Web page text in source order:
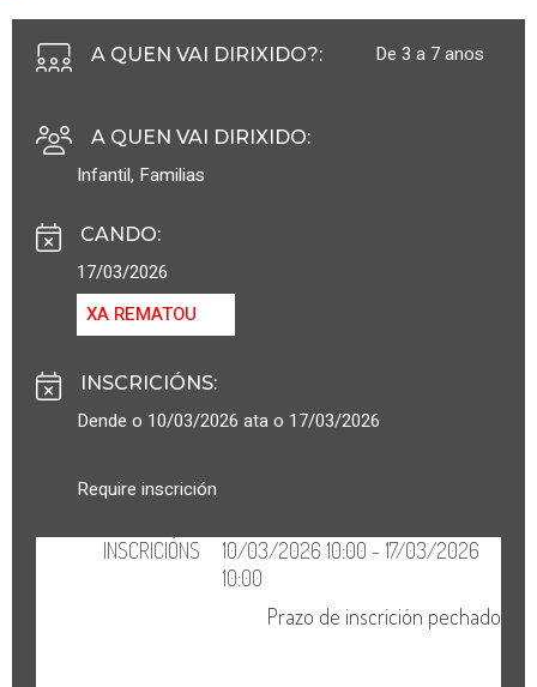
A QUEN VAI DIRIXIDO?: De 3 a 7 anos
A QUEN VAI DIRIXIDO:
Infantil, Familias
CANDO:
17/03/2026
XA REMATOU
INSCRICIÓNS:
Dende o 10/03/2026 ata o 17/03/2026
Require inscrición